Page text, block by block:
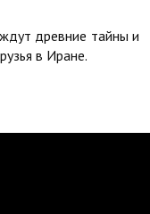
древние тайны и
в Иране.